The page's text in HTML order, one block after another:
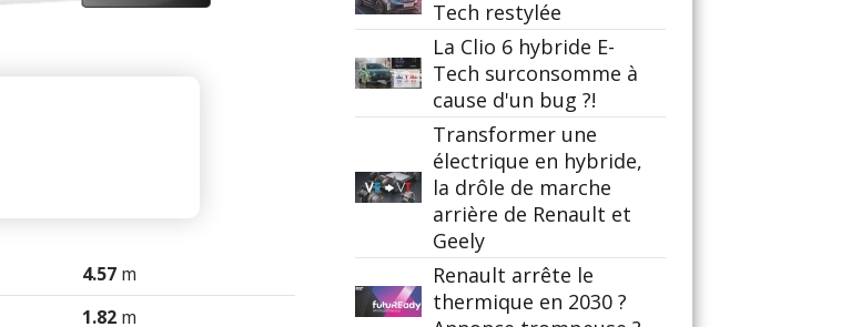
4.57m
1.82m
Tech restylée
La Clio 6 hybride E-
Tech surconsomme à
cause d'un bug ?!
Transformer une
électrique en hybride,
la drôle de marche
arrière de Renault et
Geely
Renault arrête le
thermique en 2030 ?